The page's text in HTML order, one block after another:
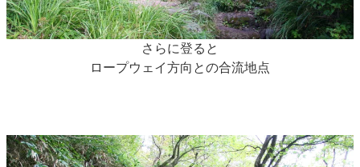
さらに登ると
ロープウェイ方向との合流地点